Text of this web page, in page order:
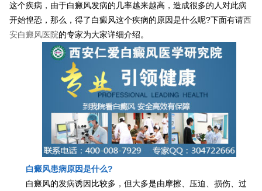
这个疾病，由于白癜风发病的几率越来越高，造成很多的人对此病
开始惶恐，那么，得了白癜风这个疾病的原因是什么呢?下面有请西
安白癜风医院的专家为大家详细介绍。
白癜风患病原因是什么?
白癜风的发病诱因比较多，但大多是由摩擦、压迫、损伤、过